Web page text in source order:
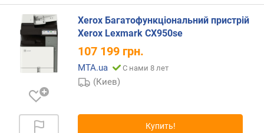
а
д
а
с
Xerox Багатофункціональний пристрій
Xerox Lexmark CX950se
107 199 грн.
MTA.ua С нами 8 лет
(Киев)
Купить!